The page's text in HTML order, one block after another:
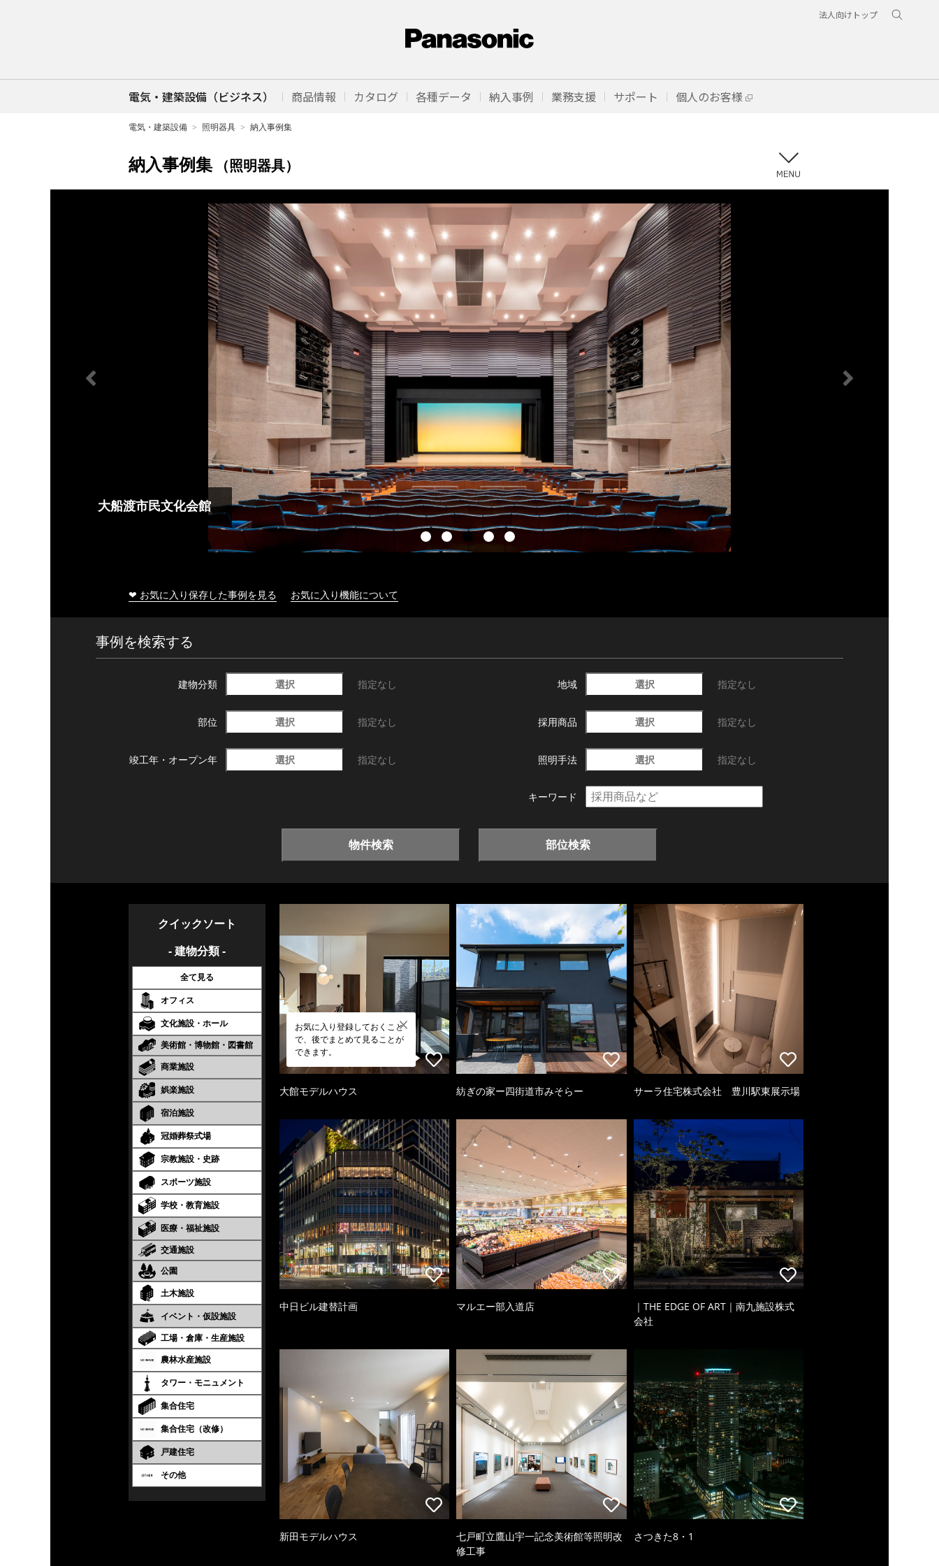
法人向けトップ
電気・建築設備（ビジネス） 商品情報 カタログ 各種データ 納入事例 業務支援 サポート 個人のお客様
電気・建築設備 照明器具 納入事例集
納入事例集 （照明器具）
大船渡市民文化会館
❤ お気に入り保存した事例を見る お気に入り機能について
事例を検索する
建物分類 選択 指定なし 地域 選択 指定なし
部位 選択 指定なし 採用商品 選択 指定なし
竣工年・ オープン年 選択 指定なし 照明手法 選択 指定なし
キーワード
物件検索 部位検索
クイックソート
- 建物分類 -
全て見る
オフィス
文化施設・ホール
美術館・博物館・図書館
商業施設
娯楽施設
宿泊施設
冠婚葬祭式場
宗教施設・史跡
スポーツ施設
学校・教育施設
医療・福祉施設
交通施設
公園
土木施設
イベント・仮設施設
工場・倉庫・生産施設
農林水産施設
タワー・モニュメント
集合住宅
集合住宅（改修）
戸建住宅
その他
お気に入り登録しておくこと
で、後でまとめて見ることが
できます。
大館モデルハウス 紡ぎの家ー四街道市みそらー サーラ住宅株式会社 豊川駅東展示場
中日ビル建替計画 マルエー部入道店
｜THE EDGE OF ART｜南九施設株式
会社
新田モデルハウス
七戸町立鷹山宇一記念美術館等照明改
修工事
さつきた8・1